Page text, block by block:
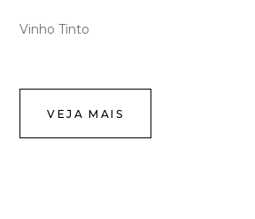
Vinho Tinto
VEJA MAIS